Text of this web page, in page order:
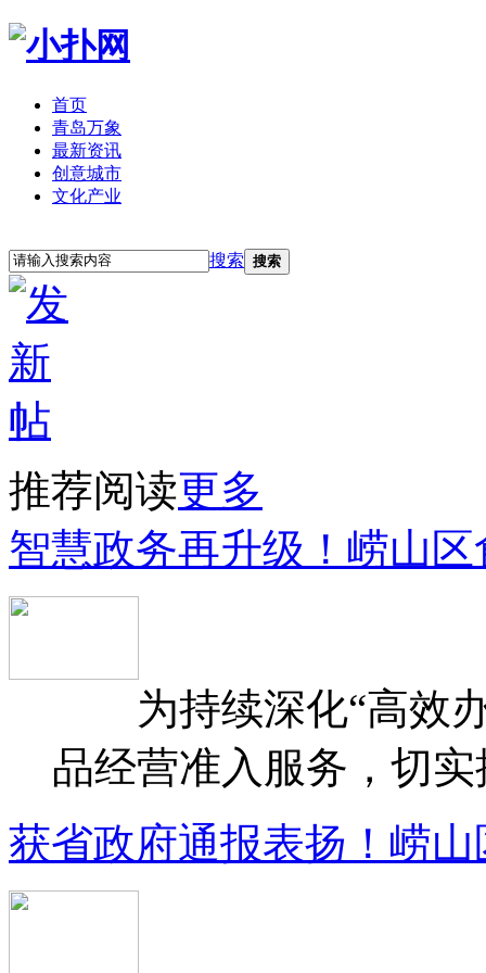
首页
青岛万象
最新资讯
创意城市
文化产业
搜索 搜索
推荐阅读更多
智慧政务再升级！崂山
为持续深化“高效办
品经营准入服务，切
获省政府通报表扬！崂